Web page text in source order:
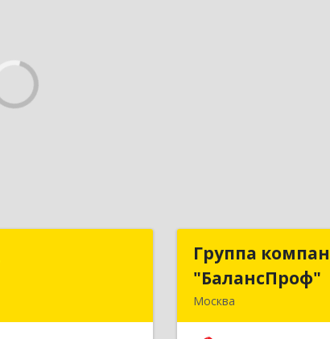
обл, Орехово-
Группа
"БалансПроф"
Москва